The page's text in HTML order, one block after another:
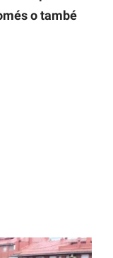
o també